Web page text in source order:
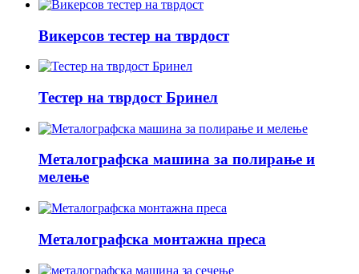
Викерсов тестер на тврдост
Тестер на тврдост Бринел
Металографска машина за полирање и
мелење
Металографска монтажна преса